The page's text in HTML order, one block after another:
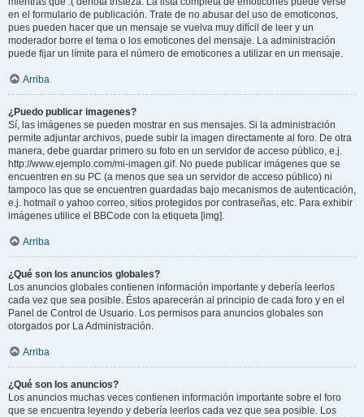
en el formulario de publicación. Trate de no abusar del uso de emoticonos,
pues pueden hacer que un mensaje se vuelva muy difícil de leer y un
moderador borre el tema o los emoticones del mensaje. La administración
puede fijar un límite para el número de emoticones a utilizar en un mensaje.
Arriba
¿Puedo publicar imagenes?
Sí, las imágenes se pueden mostrar en sus mensajes. Si la administración
permite adjuntar archivos, puede subir la imagen directamente al foro. De otra
manera, debe guardar primero su foto en un servidor de acceso público, e.j.
http://www.ejemplo.com/mi-imagen.gif. No puede publicar imágenes que se
encuentren en su PC (a menos que sea un servidor de acceso público) ni
tampoco las que se encuentren guardadas bajo mecanismos de autenticación,
e.j. hotmail o yahoo correo, sitios protegidos por contraseñas, etc. Para exhibir
imágenes utilice el BBCode con la etiqueta [img].
Arriba
¿Qué son los anuncios globales?
Los anuncios globales contienen información importante y debería leerlos
cada vez que sea posible. Éstos aparecerán al principio de cada foro y en el
Panel de Control de Usuario. Los permisos para anuncios globales son
otorgados por La Administración.
Arriba
¿Qué son los anuncios?
Los anuncios muchas veces contienen información importante sobre el foro
que se encuentra leyendo y debería leerlos cada vez que sea posible. Los